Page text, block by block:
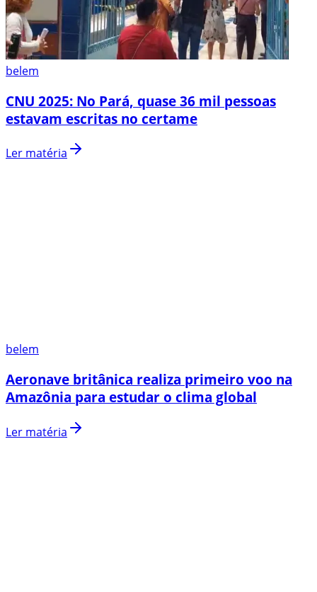
belem
CNU 2025: No Pará, quase 36 mil pessoas
estavam escritas no certame
Ler matéria
belem
Aeronave britânica realiza primeiro voo na
Amazônia para estudar o clima global
Ler matéria